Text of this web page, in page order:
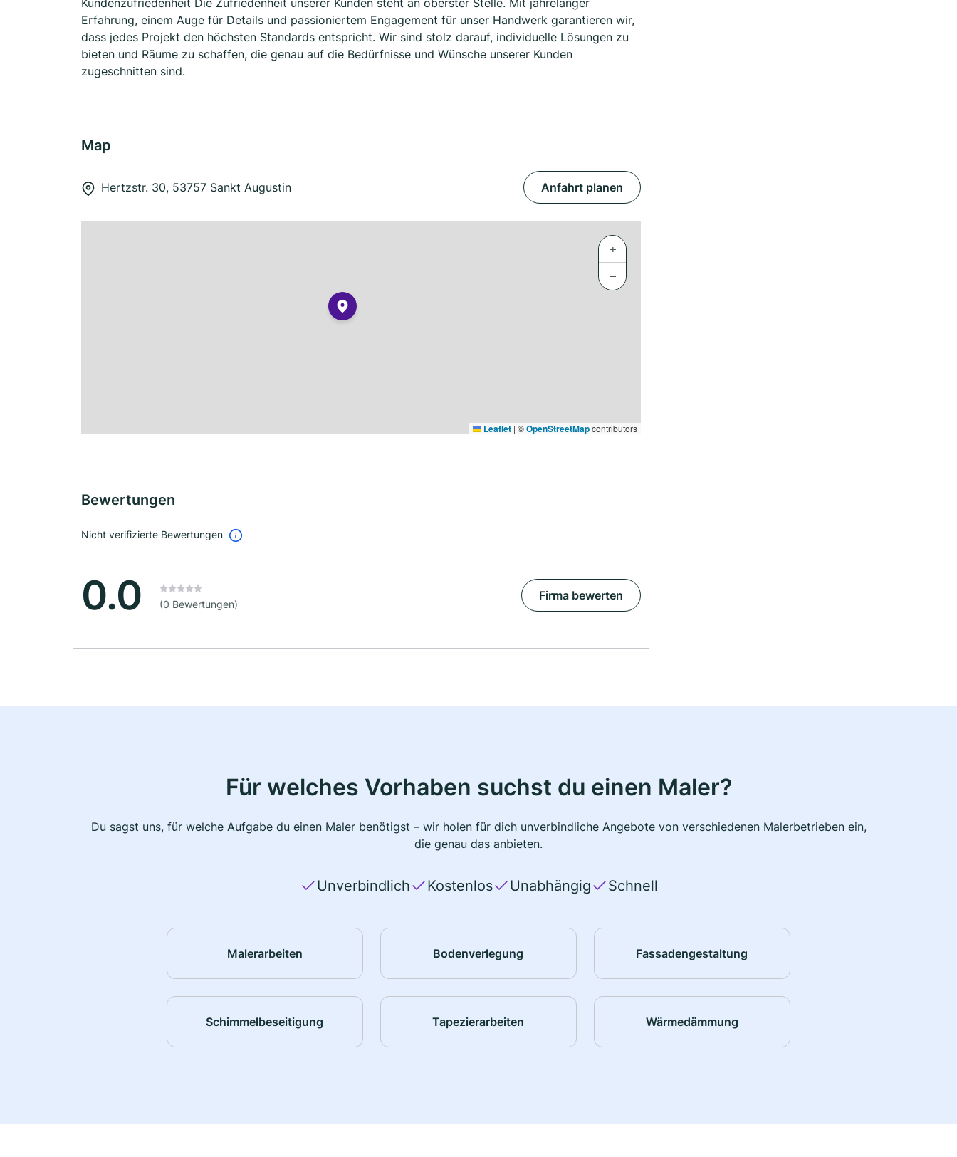
Kundenzufriedenheit Die Zufriedenheit unserer Kunden steht an oberster Stelle. Mit jahrelanger
Erfahrung, einem Auge für Details und passioniertem Engagement für unser Handwerk garantieren wir,
dass jedes Projekt den höchsten Standards entspricht. Wir sind stolz darauf, individuelle Lösungen zu
bieten und Räume zu schaffen, die genau auf die Bedürfnisse und Wünsche unserer Kunden
zugeschnitten sind.
Map
Hertzstr. 30, 53757 Sankt Augustin Anfahrt planen
+
−
Leaflet | ©OpenStreetMapcontributors
Bewertungen
Nicht verifizierte Bewertungen
0.0 (0 Bewertungen)
Firma bewerten
Für welches Vorhaben suchst du einen Maler?
Du sagst uns, für welche Aufgabe du einen Maler benötigst – wir holen für dich unverbindliche Angebote von verschiedenen Malerbetrieben ein,
die genau das anbieten.
Unverbindlich Kostenlos Unabhängig Schnell
Malerarbeiten Bodenverlegung Fassadengestaltung
Schimmelbeseitigung Tapezierarbeiten Wärmedämmung